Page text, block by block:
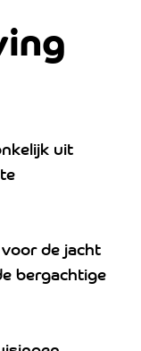
uit
de jacht
bergachtige